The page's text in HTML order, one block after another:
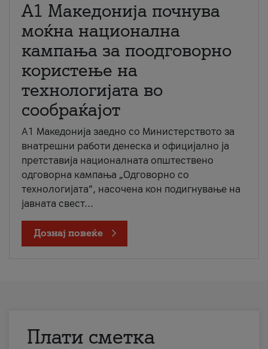
A1 Македонија почнува
моќна национална
кампања за поодговорно
користење на
технологијата во
сообраќајот
A1 Македонија заедно со Министерството за
внатрешни работи денеска и официјално ја
претставија националната општествено
одговорна кампања „Одговорно со
технологијата“, насочена кон подигнување на
јавната свест...
Дознај повеќе
Плати сметка